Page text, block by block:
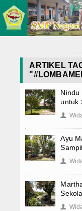
Berita
Berita Sekolah
Artikel/Laporan/esai
Koleksi Video
Album Foto
Agenda
PSAJ 2023
ARTIKEL
Nindu
untuk
👤
Ayu
👤
👤